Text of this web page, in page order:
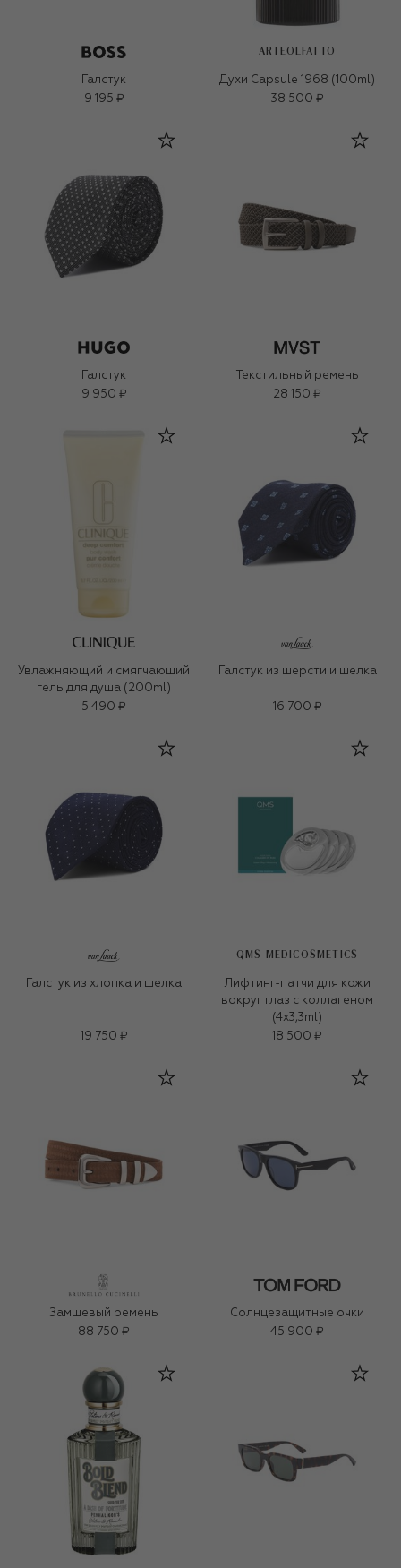
Галстук
9 195 ₽
ARTEOLFATTO
Духи Capsule 1968 (100ml)
38 500 ₽
Галстук
9 950 ₽
Текстильный ремень
28 150 ₽
Увлажняющий и смягчающий
гель для душа (200ml)
5 490 ₽
Галстук из шерсти и шелка
16 700 ₽
Галстук из хлопка и шелка
19 750 ₽
QMS MEDICOSMETICS
Лифтинг-патчи для кожи
вокруг глаз с коллагеном
(4x3,3ml)
18 500 ₽
Замшевый ремень
88 750 ₽
Солнцезащитные очки
45 900 ₽